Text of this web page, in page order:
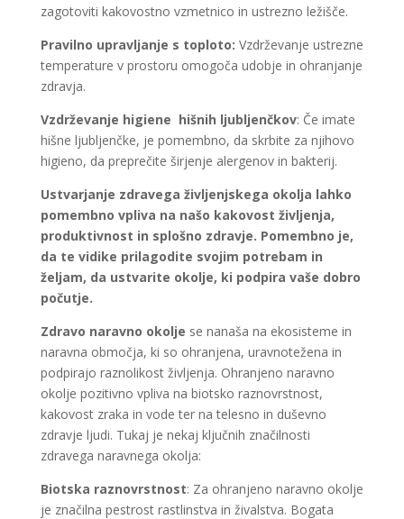
zagotoviti kakovostno vzmetnico in ustrezno ležišče.
Pravilno upravljanje s toploto: Vzdrževanje ustrezne
temperature v prostoru omogoča udobje in ohranjanje
zdravja.
Vzdrževanje higiene hišnih ljubljenčkov: Če imate
hišne ljubljenčke, je pomembno, da skrbite za njihovo
higieno, da preprečite širjenje alergenov in bakterij.
Ustvarjanje zdravega življenjskega okolja lahko
pomembno vpliva na našo kakovost življenja,
produktivnost in splošno zdravje. Pomembno je,
da te vidike prilagodite svojim potrebam in
željam, da ustvarite okolje, ki podpira vaše dobro
počutje.
Zdravo naravno okolje se nanaša na ekosisteme in
naravna območja, ki so ohranjena, uravnotežena in
podpirajo raznolikost življenja. Ohranjeno naravno
okolje pozitivno vpliva na biotsko raznovrstnost,
kakovost zraka in vode ter na telesno in duševno
zdravje ljudi. Tukaj je nekaj ključnih značilnosti
zdravega naravnega okolja:
Biotska raznovrstnost: Za ohranjeno naravno okolje
je značilna pestrost rastlinstva in živalstva. Bogata